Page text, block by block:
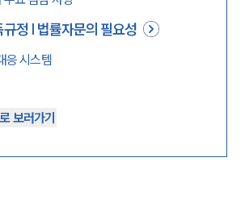
정 | 법률자문의 필요성
응 시스템
보러가기